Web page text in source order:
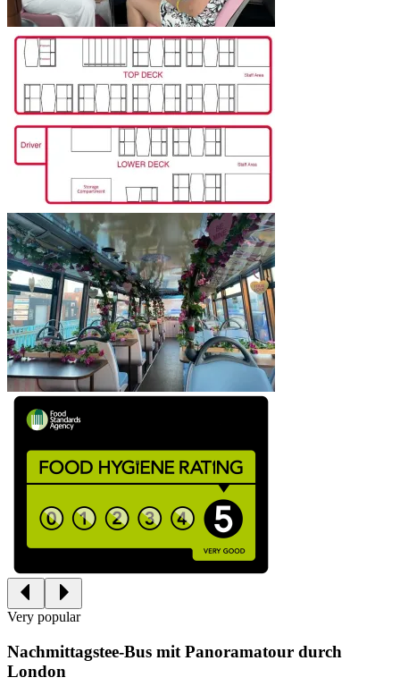
Very popular
Nachmittagstee-Bus mit Panoramatour durch
London